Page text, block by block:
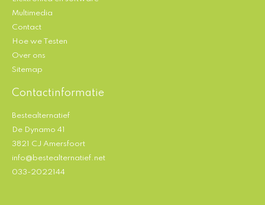
Multimedia
Contact
Hoe we Testen
Over ons
Sitemap
Contactinformatie
Bestealternatief
De Dynamo 41
3821 CJ Amersfoort
info@bestealternatief.net
033-2022144